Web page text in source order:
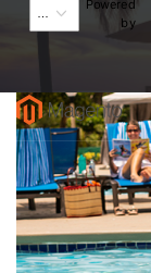
Powered
by
Skip
to
the
end
of
the
images
gallery